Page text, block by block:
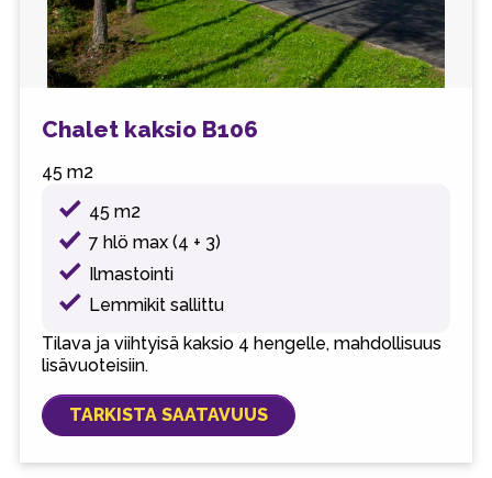
Chalet kaksio B106
45 m2
45 m2
7 hlö max (4 + 3)
Ilmastointi
Lemmikit sallittu
Tilava ja viihtyisä kaksio 4 hengelle, mahdollisuus
lisävuoteisiin.
TARKISTA SAATAVUUS